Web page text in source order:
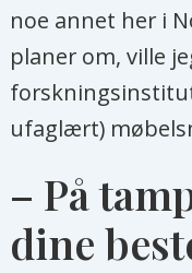
noe annet her i
planer om, ville
ufaglært)
– På
dine